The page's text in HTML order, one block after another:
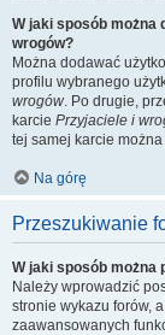
W jaki sposób można
wrogów?
Można dodawać
profilu wybranego
wrogów. Po drugie,
karcie Przyjaciele i
tej samej karcie
Na górę
Przeszukiwanie
W jaki sposób można
Należy wprowadzić
stronie wykazu forów,
zaawansowanych